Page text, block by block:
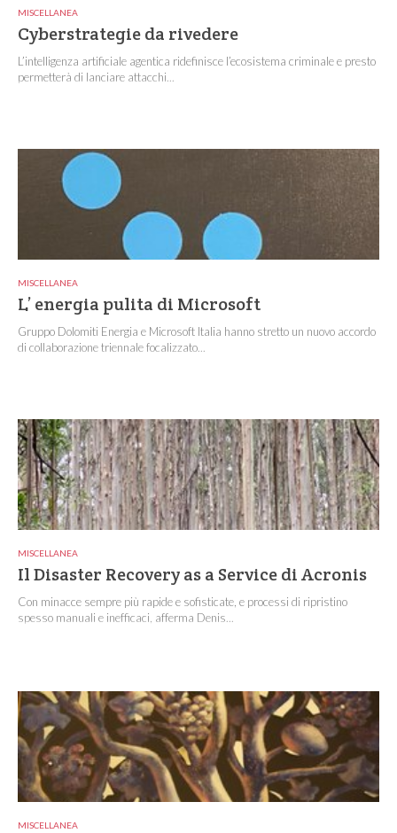
MISCELLANEA
Cyberstrategie da rivedere
L’intelligenza artificiale agentica ridefinisce l’ecosistema criminale e presto
permetterà di lanciare attacchi...
MISCELLANEA
L’ energia pulita di Microsoft
Gruppo Dolomiti Energia e Microsoft Italia hanno stretto un nuovo accordo
di collaborazione triennale focalizzato...
MISCELLANEA
Il Disaster Recovery as a Service di Acronis
Con minacce sempre più rapide e sofisticate, e processi di ripristino
spesso manuali e inefficaci, afferma Denis...
MISCELLANEA